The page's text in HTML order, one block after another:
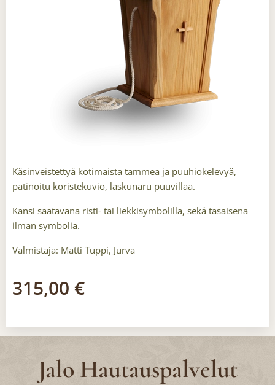
Käsinveistettyä kotimaista tammea ja puuhiokelevyä,
patinoitu koristekuvio, laskunaru puuvillaa.
Kansi saatavana risti- tai liekkisymbolilla, sekä tasaisena
ilman symbolia.
Valmistaja: Matti Tuppi, Jurva
315,00 €
Jalo Hautauspalvelut